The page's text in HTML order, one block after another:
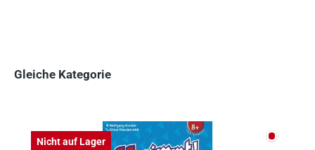
Gleiche Kategorie
Nicht auf Lager Nicht